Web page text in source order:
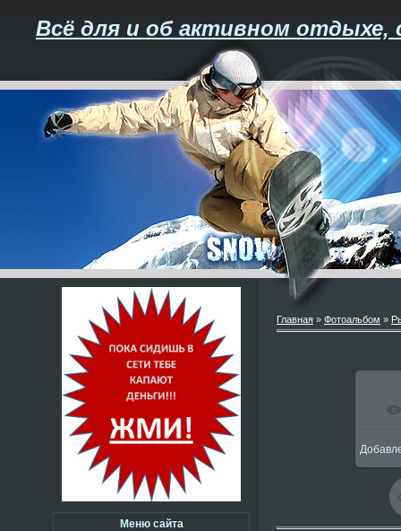
Всё для и об активном отдыхе,
Меню сайта
Главная » Фотоальбом »